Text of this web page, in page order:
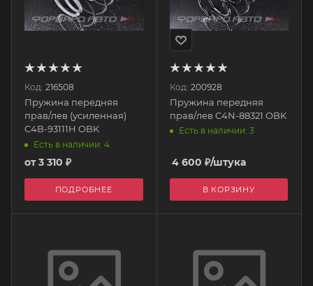
Код: 216508
Пружина передняя
прав/лев (усиленная)
C4B-93111H OBK
Есть в наличии: 4
от3 310 ₽
ПОДРОБНЕЕ
Код: 200928
Пружина передняя
прав/лев C4N-88321 OBK
Есть в наличии: 3
4 600 ₽/штука
В КОРЗИНУ